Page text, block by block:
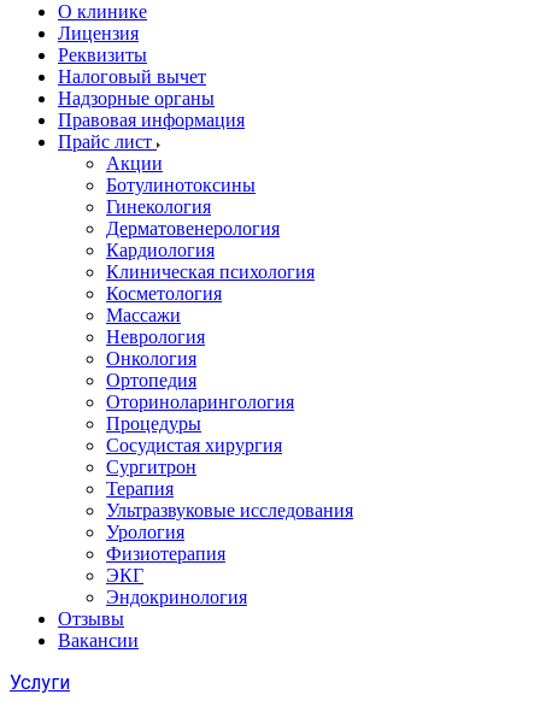
О клинике
Лицензия
Реквизиты
Налоговый вычет
Надзорные органы
Правовая информация
Прайс лист
Акции
Ботулинотоксины
Гинекология
Дерматовенерология
Кардиология
Клиническая психология
Косметология
Массажи
Неврология
Онкология
Ортопедия
Оториноларингология
Процедуры
Сосудистая хирургия
Сургитрон
Терапия
Ультразвуковые исследования
Урология
Физиотерапия
ЭКГ
Эндокринология
Отзывы
Вакансии
Услуги